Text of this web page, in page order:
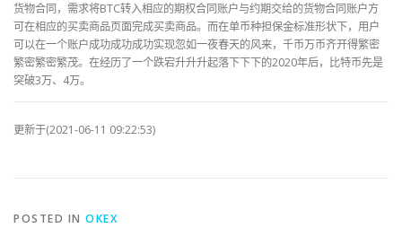
货物合同，需求将BTC转入相应的期权合同账户与约期交给的货物合同账户方
可在相应的买卖商品页面完成买卖商品。而在单币种担保金标准形状下，用户
可以在一个账户成功成功成功实现忽如一夜春天的风来，千币万币齐开得繁密
繁密繁密繁茂。在经历了一个跌宕升升升起落下下下的2020年后，比特币先是
突破3万、4万。
更新于(2021-06-11 09:22:53)
POSTED IN OKEX